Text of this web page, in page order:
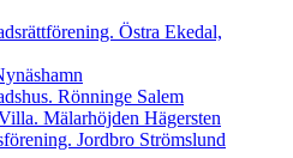
Östra Ekedal,
Rönninge Salem
Mälarhöjden Hägersten
Jordbro Strömslund